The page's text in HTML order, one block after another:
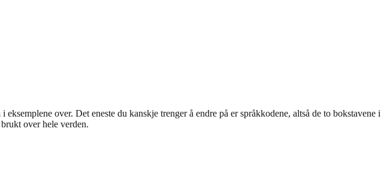
over. Det eneste du kanskje trenger å endre på er språkkodene, altså de to bokstavene i
over hele verden.